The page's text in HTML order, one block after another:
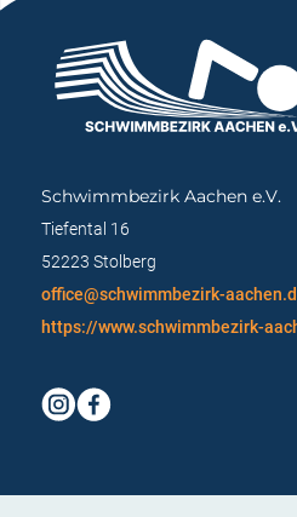
Schwimmbezirk Aachen e.V.
Tiefental 16
52223 Stolberg
office@schwimmbezirk-
https://www.schwimmbezirk-